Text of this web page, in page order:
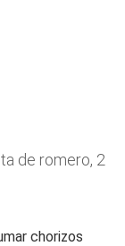
de romero, 2
chorizos